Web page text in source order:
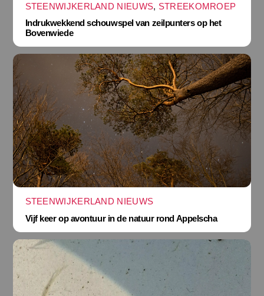
STEENWIJKERLAND NIEUWS, STREEKOMROEP
Indrukwekkend schouwspel van zeilpunters op het
Bovenwiede
STEENWIJKERLAND NIEUWS
Vijf keer op avontuur in de natuur rond Appelscha